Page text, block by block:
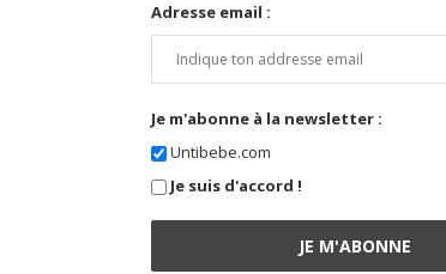
Adresse email :
Je m'abonne à la newsletter :
Untibebe.com
Je suis d'accord !